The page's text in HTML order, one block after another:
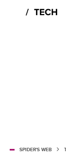
SPIDER'S WEB